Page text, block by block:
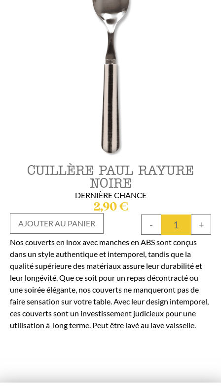
CUILLÈRE PAUL RAYURE
NOIRE
DERNIÈRE CHANCE
2,90€
- +
AJOUTER AU PANIER
Nos couverts en inox avec manches en ABS sont conçus
dans un style authentique et intemporel, tandis que la
qualité supérieure des matériaux assure leur durabilité et
leur longévité. Que ce soit pour un repas décontracté ou
une soirée élégante, nos couverts ne manqueront pas de
faire sensation sur votre table. Avec leur design intemporel,
ces couverts sont un investissement judicieux pour une
utilisation à long terme. Peut être lavé au lave vaisselle.